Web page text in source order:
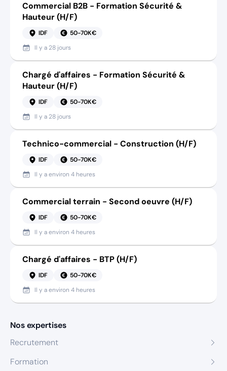
Commercial B2B - Formation Sécurité &
Hauteur (H/F)
IDF
50-70K€
Il y a 28 jours
Chargé d'affaires - Formation Sécurité &
Hauteur (H/F)
IDF
50-70K€
Il y a 28 jours
Technico-commercial - Construction (H/F)
IDF
50-70K€
Il y aenviron 4 heures
Commercial terrain - Second oeuvre (H/F)
IDF
50-70K€
Il y aenviron 4 heures
Chargé d'affaires - BTP (H/F)
IDF
50-70K€
Il y aenviron 4 heures
Nos expertises
Recrutement
Formation